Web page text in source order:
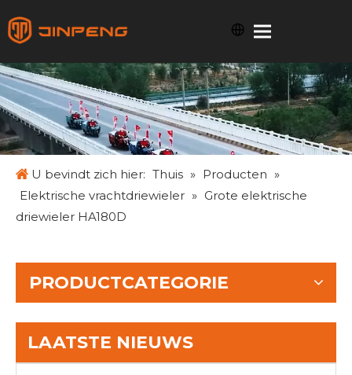
U bevindt zich hier: Thuis » Producten »
Elektrische vrachtdriewieler » Grote elektrische
driewieler HA180D
PRODUCTCATEGORIE
LAATSTE NIEUWS